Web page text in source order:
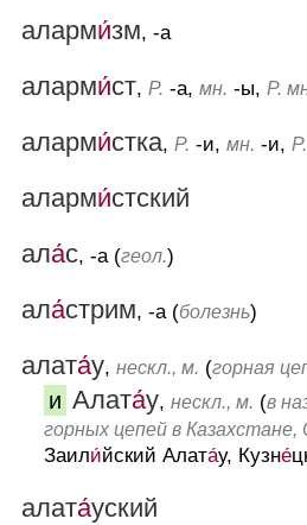
аларми́зм, -а
аларми́ст, Р. -а, мн. -ы, Р.
аларми́стка, Р. -и, мн. -и,
аларми́стский
ала́с, -а (геол.)
ала́стрим, -а (болезнь)
алата́у, нескл., м. (горная
и Алата́у, нескл., м. (в
горных цепей в Казахстане,
Заили́йский Алата́у, Кузне́
алата́уский